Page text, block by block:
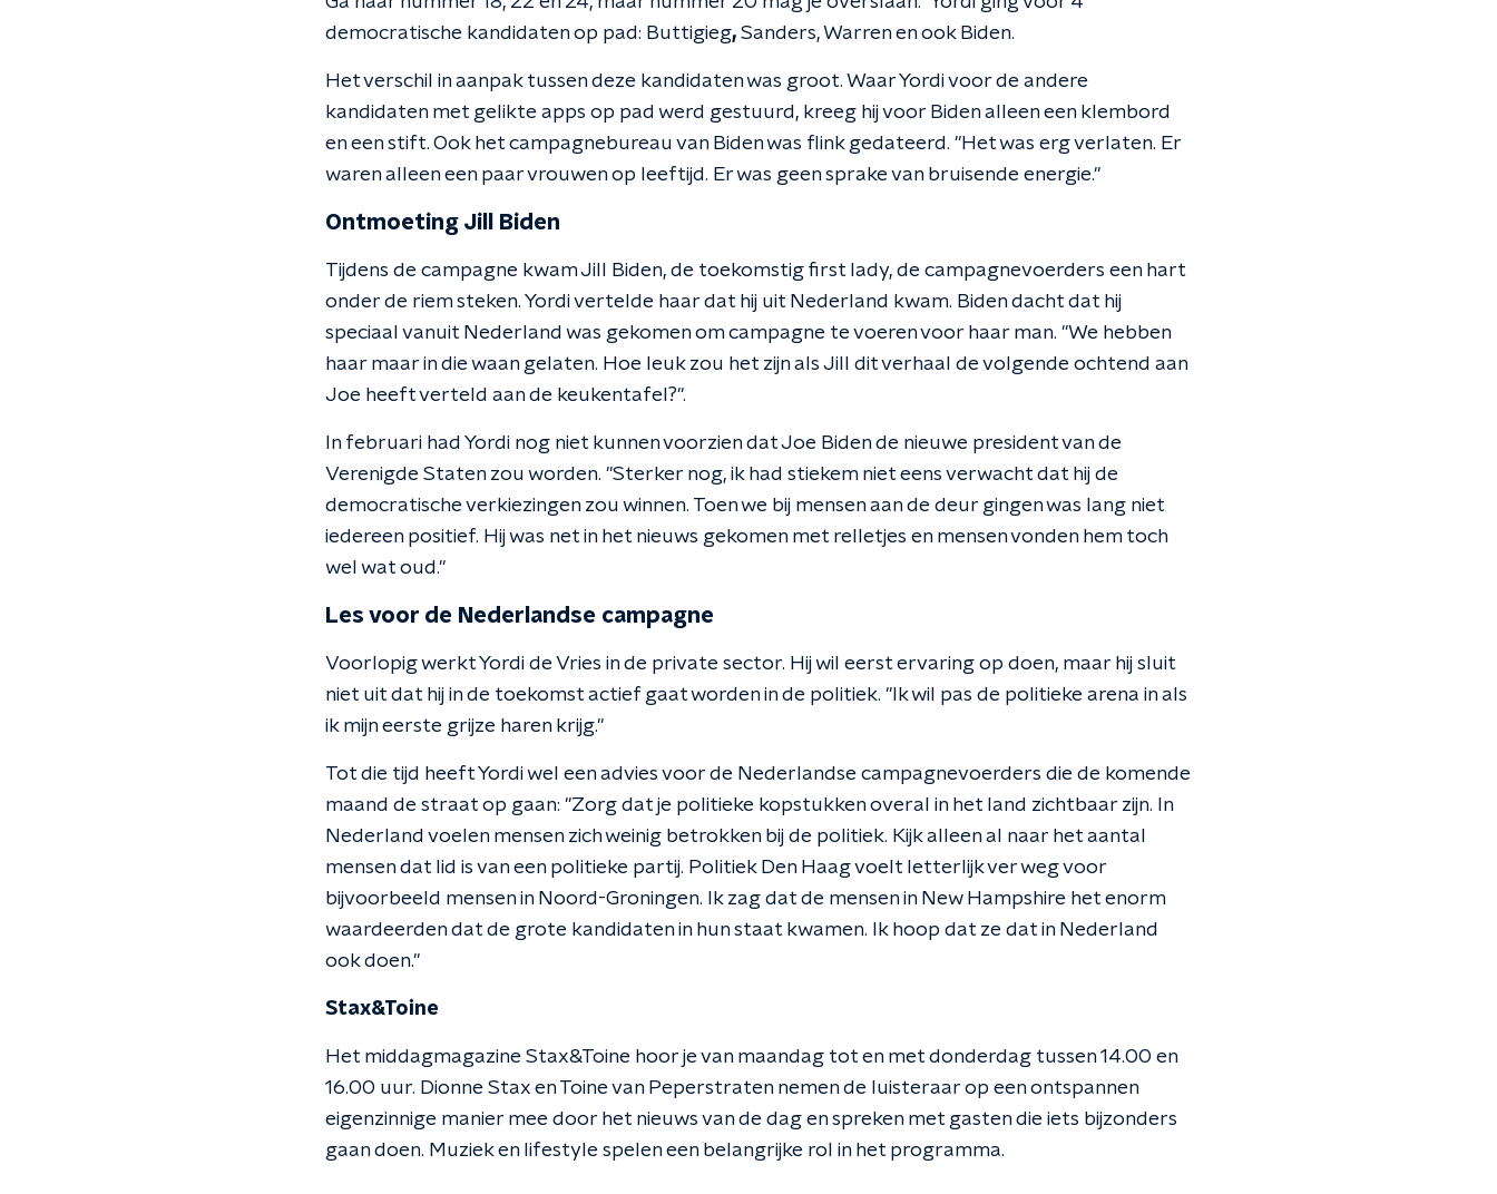
democratische kandidaten op pad: Buttigieg, Sanders, Warren en ook Biden.
Het verschil in aanpak tussen deze kandidaten was groot. Waar Yordi voor de andere
kandidaten met gelikte apps op pad werd gestuurd, kreeg hij voor Biden alleen een klembord
en een stift. Ook het campagnebureau van Biden was flink gedateerd. "Het was erg verlaten. Er
waren alleen een paar vrouwen op leeftijd. Er was geen sprake van bruisende energie."
Ontmoeting Jill Biden
Tijdens de campagne kwam Jill Biden, de toekomstig first lady, de campagnevoerders een hart
onder de riem steken. Yordi vertelde haar dat hij uit Nederland kwam. Biden dacht dat hij
speciaal vanuit Nederland was gekomen om campagne te voeren voor haar man. "We hebben
haar maar in die waan gelaten. Hoe leuk zou het zijn als Jill dit verhaal de volgende ochtend aan
Joe heeft verteld aan de keukentafel?".
In februari had Yordi nog niet kunnen voorzien dat Joe Biden de nieuwe president van de
Verenigde Staten zou worden. "Sterker nog, ik had stiekem niet eens verwacht dat hij de
democratische verkiezingen zou winnen. Toen we bij mensen aan de deur gingen was lang niet
iedereen positief. Hij was net in het nieuws gekomen met relletjes en mensen vonden hem toch
wel wat oud."
Les voor de Nederlandse campagne
Voorlopig werkt Yordi de Vries in de private sector. Hij wil eerst ervaring op doen, maar hij sluit
niet uit dat hij in de toekomst actief gaat worden in de politiek. "Ik wil pas de politieke arena in als
ik mijn eerste grijze haren krijg."
Tot die tijd heeft Yordi wel een advies voor de Nederlandse campagnevoerders die de komende
maand de straat op gaan: "Zorg dat je politieke kopstukken overal in het land zichtbaar zijn. In
Nederland voelen mensen zich weinig betrokken bij de politiek. Kijk alleen al naar het aantal
mensen dat lid is van een politieke partij. Politiek Den Haag voelt letterlijk ver weg voor
bijvoorbeeld mensen in Noord-Groningen. Ik zag dat de mensen in New Hampshire het enorm
waardeerden dat de grote kandidaten in hun staat kwamen. Ik hoop dat ze dat in Nederland
ook doen."
Stax&Toine
Het middagmagazine Stax&Toine hoor je van maandag tot en met donderdag tussen 14.00 en
16.00 uur. Dionne Stax en Toine van Peperstraten nemen de luisteraar op een ontspannen
eigenzinnige manier mee door het nieuws van de dag en spreken met gasten die iets bijzonders
gaan doen. Muziek en lifestyle spelen een belangrijke rol in het programma.